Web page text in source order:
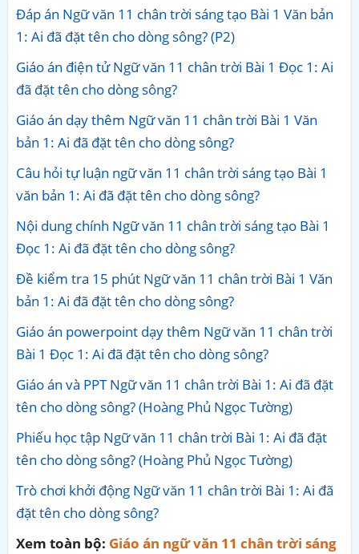
Đáp án Ngữ văn 11 chân trời sáng tạo Bài 1 Văn bản
1: Ai đã đặt tên cho dòng sông? (P2)
Giáo án điện tử Ngữ văn 11 chân trời Bài 1 Đọc 1: Ai
đã đặt tên cho dòng sông?
Giáo án dạy thêm Ngữ văn 11 chân trời Bài 1 Văn
bản 1: Ai đã đặt tên cho dòng sông?
Câu hỏi tự luận ngữ văn 11 chân trời sáng tạo Bài 1
văn bản 1: Ai đã đặt tên cho dòng sông?
Nội dung chính Ngữ văn 11 chân trời sáng tạo Bài 1
Đọc 1: Ai đã đặt tên cho dòng sông?
Đề kiểm tra 15 phút Ngữ văn 11 chân trời Bài 1 Văn
bản 1: Ai đã đặt tên cho dòng sông?
Giáo án powerpoint dạy thêm Ngữ văn 11 chân trời
Bài 1 Đọc 1: Ai đã đặt tên cho dòng sông?
Giáo án và PPT Ngữ văn 11 chân trời Bài 1: Ai đã đặt
tên cho dòng sông? (Hoàng Phủ Ngọc Tường)
Phiếu học tập Ngữ văn 11 chân trời Bài 1: Ai đã đặt
tên cho dòng sông? (Hoàng Phủ Ngọc Tường)
Trò chơi khởi động Ngữ văn 11 chân trời Bài 1: Ai đã
đặt tên cho dòng sông?
Xem toàn bộ: Giáo án ngữ văn 11 chân trời sáng